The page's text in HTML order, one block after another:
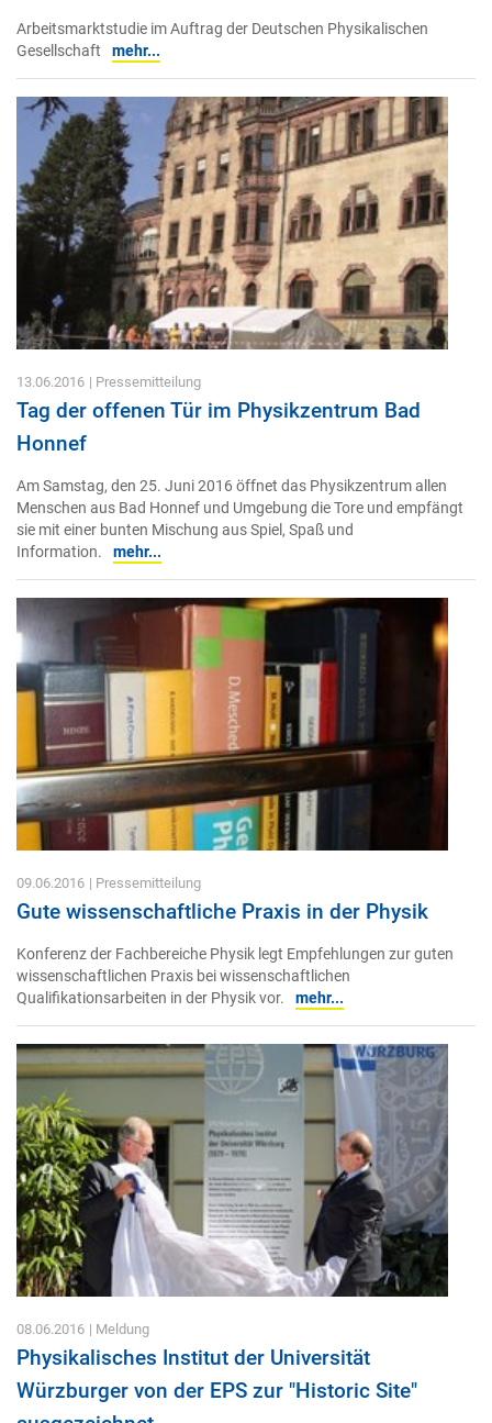
Arbeitsmarktstudie im Auftrag der Deutschen Physikalischen
Gesellschaft
mehr...
13.06.2016 | Pressemitteilung
Tag der offenen Tür im Physikzentrum Bad
Honnef
Am Samstag, den 25. Juni 2016 öffnet das Physikzentrum allen
Menschen aus Bad Honnef und Umgebung die Tore und empfängt
sie mit einer bunten Mischung aus Spiel, Spaß und
Information.
mehr...
09.06.2016 | Pressemitteilung
Gute wissenschaftliche Praxis in der Physik
Konferenz der Fachbereiche Physik legt Empfehlungen zur guten
wissenschaftlichen Praxis bei wissenschaftlichen
Qualifikationsarbeiten in der Physik vor.
mehr...
08.06.2016 | Meldung
Physikalisches Institut der Universität
Würzburger von der EPS zur "Historic Site"